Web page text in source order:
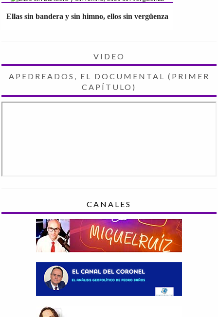
Ellas sin bandera y sin himno, ellos sin vergüenza
VIDEO
APEDREADOS, EL DOCUMENTAL (PRIMER
CAPÍTULO)
CANALES